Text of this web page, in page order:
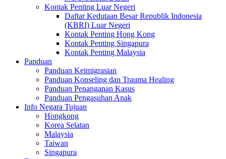
Kontak Penting Luar Negeri
Daftar Kedutaan Besar Republik Indonesia
(KBRI) Luar Negeri
Kontak Penting Hong Kong
Kontak Penting Singapura
Kontak Penting Malaysia
Panduan
Panduan Keimigrasian
Panduan Konseling dan Trauma Healing
Panduan Penanganan Kasus
Panduan Pengasuhan Anak
Info Negara Tujuan
Hongkong
Korea Selatan
Malaysia
Taiwan
Singapura